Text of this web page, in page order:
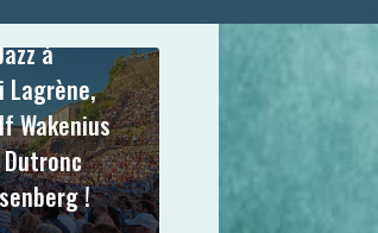
à
Lagrène,
Wakenius
!